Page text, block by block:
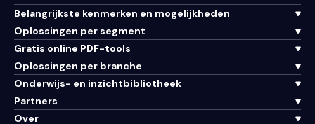
Belangrijkste kenmerken en mogelijkheden
Oplossingen per segment
Gratis online PDF-tools
Oplossingen per branche
Onderwijs- en inzichtbibliotheek
Partners
Over